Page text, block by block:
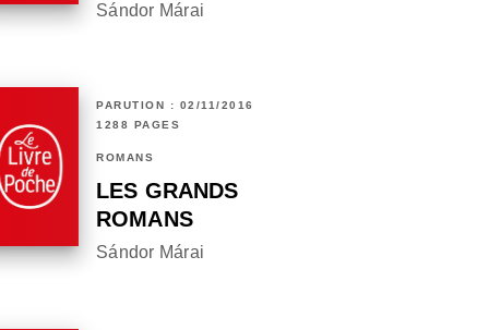
Sándor Márai
PARUTION : 02/11/2016
1288 PAGES
ROMANS
LES GRANDS
ROMANS
Sándor Márai